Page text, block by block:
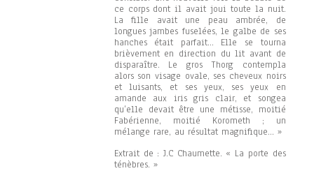
ce corps dont il avait joui toute la nuit.
La fille avait une peau ambrée, de
longues jambes fuselées, le galbe de ses
hanches était parfait… Elle se tourna
brièvement en direction du lit avant de
disparaître. Le gros Thorg contempla
alors son visage ovale, ses cheveux noirs
et luisants, et ses yeux, ses yeux en
amande aux iris gris clair, et songea
qu’elle devait être une métisse, moitié
Fabérienne, moitié Korometh ; un
mélange rare, au résultat magnifique… »
Extrait de : J.C Chaumette. « La porte des
ténèbres. »